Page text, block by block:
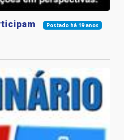
Postado há 19 anos